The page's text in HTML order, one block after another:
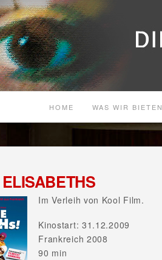
HOME WAS WIR BIETEN
Im Verleih von Kool Film.
Kinostart: 31.12.2009
Frankreich 2008
90 min